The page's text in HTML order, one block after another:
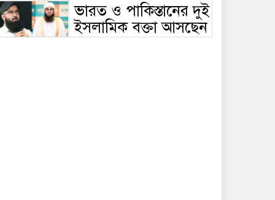
ভারত ও পাকিস্তানের দুই
ইসলামিক বক্তা আসছেন
বাংলাদেশে, ঢাকা-